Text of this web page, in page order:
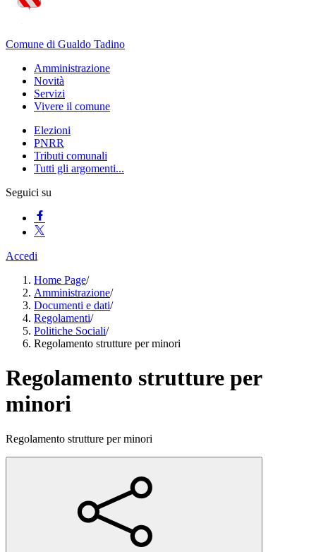
Comune di Gualdo Tadino
Amministrazione
Novità
Servizi
Vivere il comune
Elezioni
PNRR
Tributi comunali
Tutti gli argomenti...
Seguici su
Accedi
Home Page/
Amministrazione/
Documenti e dati/
Regolamenti/
Politiche Sociali/
Regolamento strutture per minori
Regolamento strutture per
minori
Regolamento strutture per minori